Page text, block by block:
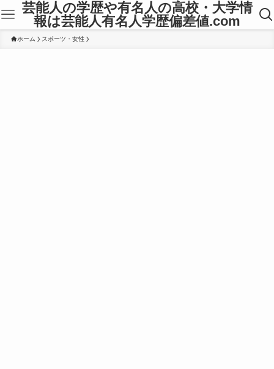
芸能人の学歴や有名人の高校・大学情
報は芸能人有名人学歴偏差値.com
ホーム スポーツ・女性